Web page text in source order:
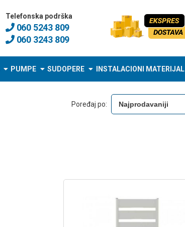
Telefonska podrška
060 5243 809
060 3243 809
PUMPE SUDOPERE INSTALACIONI MATERIJAL
Poređaj po: